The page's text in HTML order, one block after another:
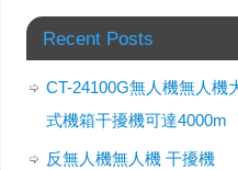
Recent Posts
CT-24100G無人機無人機
式機箱干擾機可達4000m
反無人機無人機 干擾機